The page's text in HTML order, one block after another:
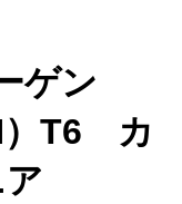
ゲン
）T6 カ